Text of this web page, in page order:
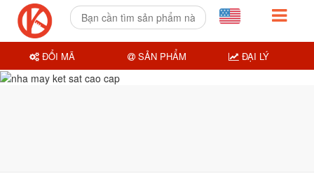
ĐỔI MÃ SẢN PHẨM ĐẠI LÝ